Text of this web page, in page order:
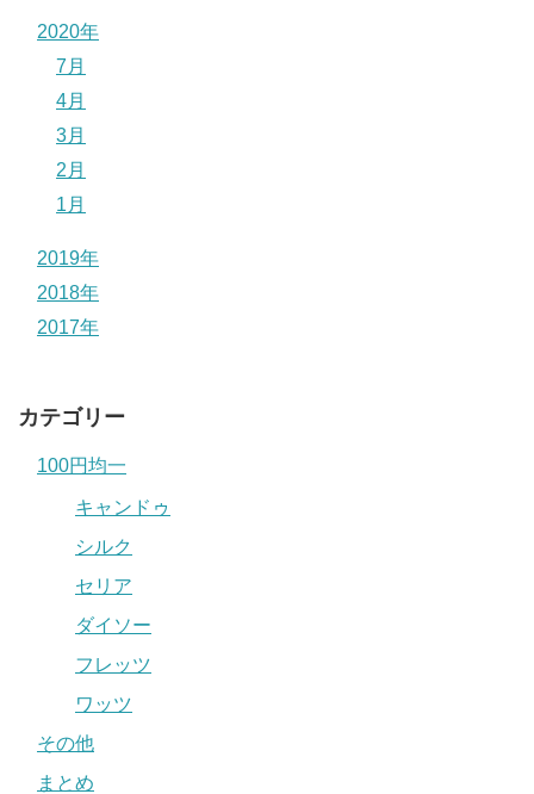
2020年
7月
4月
3月
2月
1月
2019年
2018年
2017年
カテゴリー
100円均一
キャンドゥ
シルク
セリア
ダイソー
フレッツ
ワッツ
その他
まとめ